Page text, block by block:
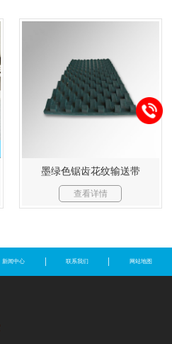
墨绿色锯齿花纹输送带
查看详情
新闻中心 联系我们 网站地图